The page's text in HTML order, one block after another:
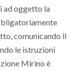
ad oggetto la
comunicando il
le istruzioni
Mirino è